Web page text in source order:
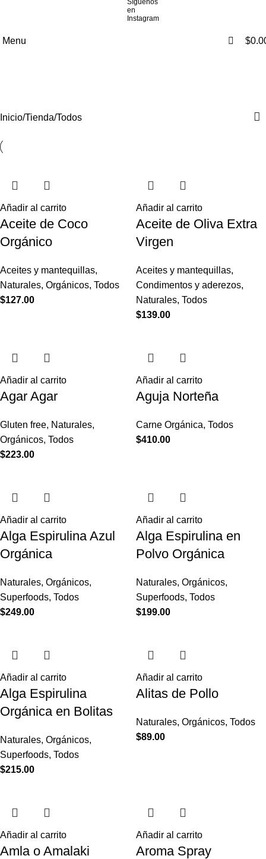
Menu $
Inicio Tienda Todos
Añadir al carrito
Aceite de Coco
Orgánico
Aceites y mantequillas,
Naturales, Orgánicos, Todos
$127.00
Añadir al carrito
Aceite de Oliva Extra
Virgen
Aceites y mantequillas,
Condimentos y aderezos,
Naturales, Todos
$139.00
Añadir al carrito
Agar Agar
Gluten free, Naturales,
Orgánicos, Todos
$223.00
Añadir al carrito
Aguja Norteña
Carne Orgánica, Todos
$410.00
Añadir al carrito
Alga Espirulina Azul
Orgánica
Naturales, Orgánicos,
Superfoods, Todos
$249.00
Añadir al carrito
Alga Espirulina en
Polvo Orgánica
Naturales, Orgánicos,
Superfoods, Todos
$199.00
Añadir al carrito
Alga Espirulina
Orgánica en Bolitas
Naturales, Orgánicos,
Superfoods, Todos
$215.00
Añadir al carrito
Alitas de Pollo
Naturales, Orgánicos, Todos
$89.00
Añadir al carrito
Amla o Amalaki
Añadir al carrito
Aroma Spray